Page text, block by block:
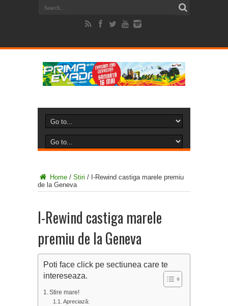
Home / Stiri / I-Rewind castiga marele premiu
de la Geneva
I-Rewind castiga marele
premiu de la Geneva
Poti face click pe sectiunea care te
intereseaza.
Stire mare!
Apreciază: